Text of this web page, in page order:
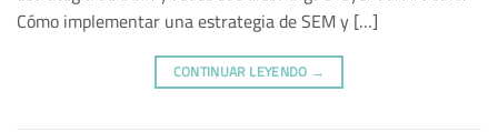
Cómo implementar una estrategia de SEM y […]
CONTINUAR LEYENDO →